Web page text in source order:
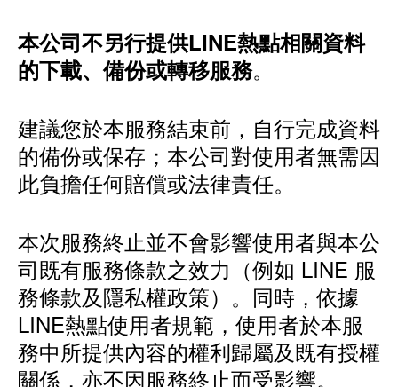
本公司不另行提供LINE熱點相關資料
的下載、備份或轉移服務。
建議您於本服務結束前，自行完成資料
的備份或保存；本公司對使用者無需因
此負擔任何賠償或法律責任。
本次服務終止並不會影響使用者與本公
司既有服務條款之效力（例如 LINE 服
務條款及隱私權政策）。同時，依據
LINE熱點使用者規範，使用者於本服
務中所提供內容的權利歸屬及既有授權
關係，亦不因服務終止而受影響。